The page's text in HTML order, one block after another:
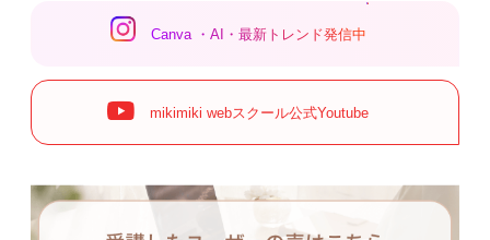
Canva ・AI・最新トレンド発信中
mikimiki webスクール公式Youtube